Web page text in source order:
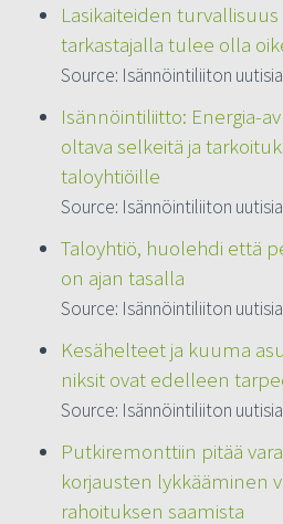
Lasikaiteiden
tarkastajalla tulee olla
Source: Isännöintiliiton uutisia
Isännöintiliitto: Energia-
oltava selkeitä ja
taloyhtiöille
Source: Isännöintiliiton uutisia
Taloyhtiö, huolehdi että
on ajan tasalla
Source: Isännöintiliiton uutisia
Kesähelteet ja kuuma
niksit ovat edelleen
Source: Isännöintiliiton uutisia
Putkiremonttiin pitää
korjausten lykkääminen
rahoituksen saamista